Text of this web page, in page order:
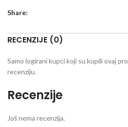
Share:
RECENZIJE (0)
Recenzije
Još nema recenzija.
Samo logirani kupci koji su kupili ovaj
recenziju.